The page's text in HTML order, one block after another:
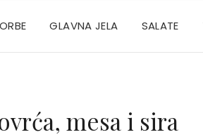
GLAVNA JELA SALATE
mesa i sira